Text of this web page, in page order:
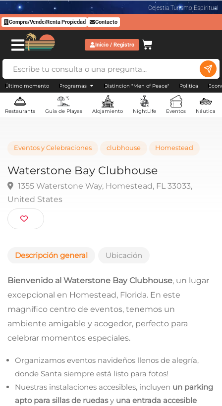
Celestia Turismo Espiritual
Compra/Vende/Renta Propiedad Contacto
Inicio / Registro
Último momento Programas Distincion "Men of Peace" Politica
Restaurants Guía de Playas Alojamiento NightLife Eventos Náutica
Waterstone Bay Clubhouse
1355 Waterstone Way, Homestead, FL 33033,
United States
Descripción general Ubicación
Bienvenido al Waterstone Bay Clubhouse, un lugar
excepcional en Homestead, Florida. En este
magnífico centro de eventos, tenemos un
ambiente amigable y acogedor, perfecto para
celebrar momentos especiales.
Organizamos eventos navideños llenos de alegría,
donde Santa siempre está listo para fotos!
Nuestras instalaciones accesibles, incluyen un parking
apto para sillas de ruedasy una entrada accesible